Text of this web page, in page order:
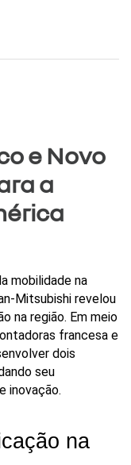
e Novo
a
mobilidade na
Mitsubishi revelou
na região. Em meio
francesa e
dois
seu
inovação.
na